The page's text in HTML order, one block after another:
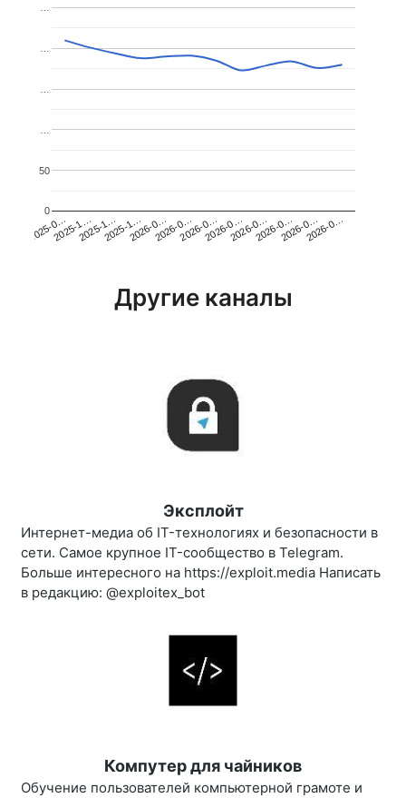
2025-0…2025-1…2025-1…2025-1…2026-0…2026-0…2026-0…2026-0…2026-0…2026-0…2026-0…2026-0…
0
50
…
…
Другие каналы
Эксплойт
Интернет-медиа об IT-технологиях и безопасности в
сети. Самое крупное IT-сообщество в Telegram.
Больше интересного на https://exploit.media Написать
в редакцию: @exploitex_bot
Компутер для чайников
Обучение пользователей компьютерной грамоте и